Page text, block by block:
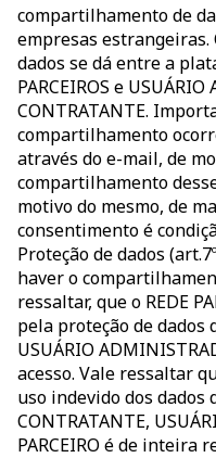
compartilhamento de
empresas
dados se dá entre a
PARCEIROS e
CONTRATANTE.
compartilhamento
através do e-mail, de
compartilhamento
motivo do mesmo, de
consentimento é
Proteção de dados
haver o
ressaltar, que o REDE
pela proteção de dados
USUÁRIO
acesso. Vale ressaltar
uso indevido dos dados
CONTRATANTE,
PARCEIRO é de inteira